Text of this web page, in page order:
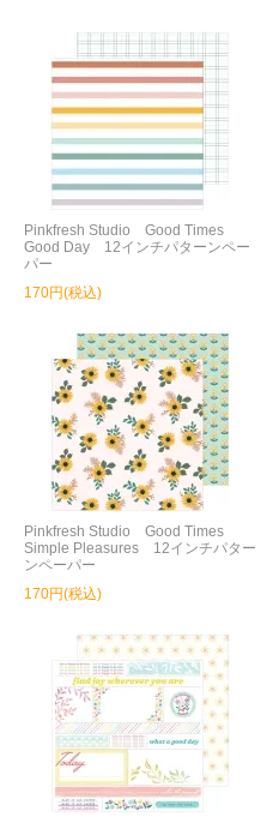
Pinkfresh Studio Good Times
Good Day 12インチパターンペー
パー
170円(税込)
Pinkfresh Studio Good Times
Simple Pleasures 12インチパター
ンペーパー
170円(税込)